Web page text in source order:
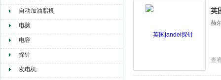
自动加油脂机
电脑
电容
探针
发电机
英
赫
查